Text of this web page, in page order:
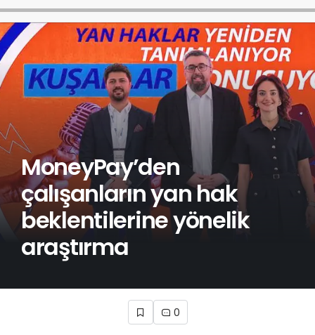
MoneyPay’den
çalışanların yan hak
beklentilerine yönelik
araştırma
0